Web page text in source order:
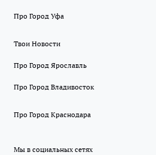
Про Город Уфа
Твои Новости
Про Город Ярославль
Про Город Владивосток
Про Город Краснодара
Мы в социальных сетях